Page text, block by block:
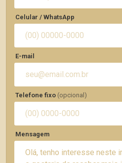
Celular / WhatsApp
E-mail
Telefone fixo (opcional)
Mensagem